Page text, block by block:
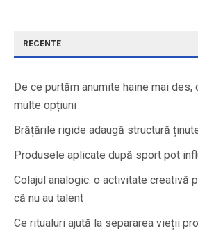
RECENTE
De ce purtăm anumite haine mai des,
multe opțiuni
Brățările rigide adaugă structură
Produsele aplicate după sport pot
Colajul analogic: o activitate creativă
că nu au talent
Ce ritualuri ajută la separarea vieții